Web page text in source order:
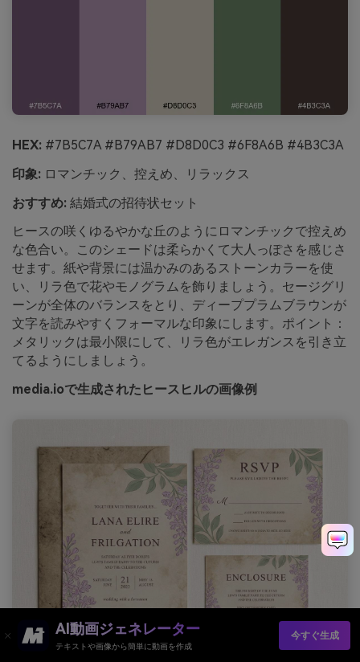
HEX: #7B5C7A #B79AB7 #D8D0C3 #6F8A6B #4B3C3A
印象: ロマンチック、控えめ、リラックス
おすすめ: 結婚式の招待状セット
ヒースの咲くゆるやかな丘のようにロマンチックで控えめ
な色合い。このシェードは柔らかくて大人っぽさを感じさ
せます。紙や背景には温かみのあるストーンカラーを使
い、リラ色で花やモノグラムを飾りましょう。セージグリ
ーンが全体のバランスをとり、ディーププラムブラウンが
文字を読みやすくフォーマルな印象にします。ポイント：
メタリックは最小限にして、リラ色がエレガンスを引き立
てるようにしましょう。
media.ioで生成されたヒースヒルの画像例
AI動画ジェネレーター
テキストや画像から簡単に動画を作成
今すぐ生成